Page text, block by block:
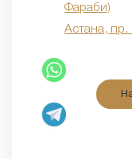
Фараби)
Астана,